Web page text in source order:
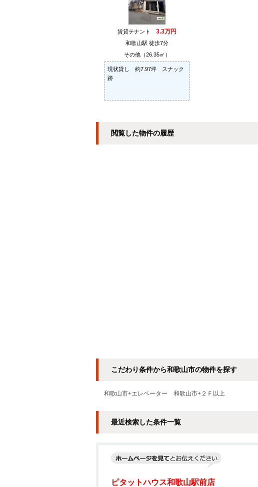
賃貸テナント 3.3万円
和歌山駅 徒歩7分
その他（26.35㎡）
現状貸し 約7.97坪 スナック
跡
閲覧した物件の履歴
こだわり条件から和歌山市の物件を探す
和歌山市+エレベーター 和歌山市+２Ｆ以上
最近検索した条件一覧
ピタットハウス和歌山駅前店